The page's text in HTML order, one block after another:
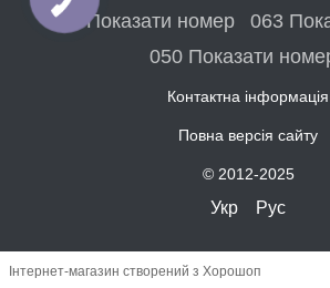
067 Показати номер
063
050 Показати
Контактна інформація
Повна версія сайту
© 2012-2025
Укр Рус
Інтернет-магазин створений з Хорошоп